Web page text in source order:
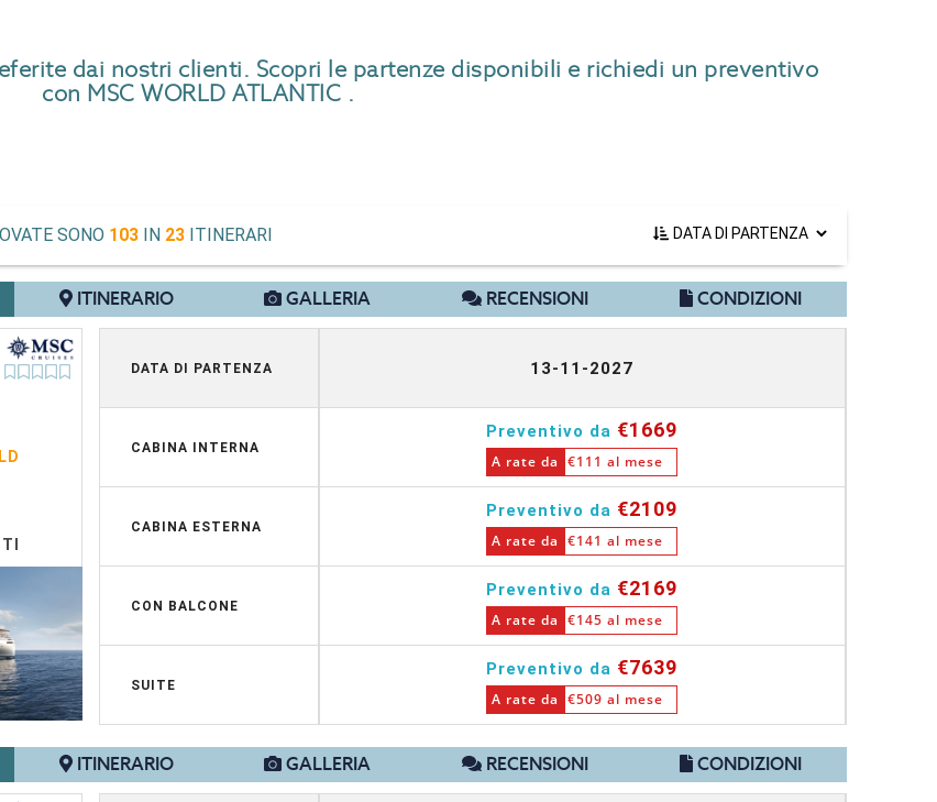
dai nostri clienti. Scopri le partenze disponibili e richiedi un preventivo
con MSC WORLD ATLANTIC .
SONO 103 IN 23 ITINERARI
ITINERARIO GALLERIA RECENSIONI CONDIZIONI
DATA DI PARTENZA
CABINA INTERNA
CABINA ESTERNA
CON BALCONE
SUITE
13-11-2027
Preventivo da €1669
A rate da €111 al mese
Preventivo da €2109
A rate da €141 al mese
Preventivo da €2169
A rate da €145 al mese
Preventivo da €7639
A rate da €509 al mese
ITINERARIO GALLERIA RECENSIONI CONDIZIONI